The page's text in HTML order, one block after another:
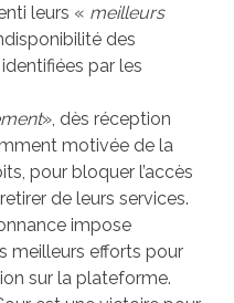
leurs « meilleurs
des
par les
», dès réception
motivée de la
pour bloquer l’accès
de leurs services.
impose
meilleurs efforts pour
sur la plateforme.